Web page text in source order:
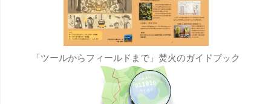
「ツールからフィールドまで」焚火のガイドブック